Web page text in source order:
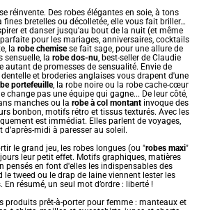
se réinvente. Des robes élégantes en soie, à tons
fines bretelles ou décolletée, elle vous fait briller…
et danser jusqu'au bout de la nuit (et même
pour les mariages, anniversaires, cocktails
la robe chemisese fait sage, pour une allure de
sensuelle, la robe dos-nu , best-seller de Claudie
autant de promesses de sensualité. Envie de
et broderies anglaises vous drapent d'une
portefeuille, la robe noireou la robe cache-cœur
change pas une équipe qui gagne... De leur côté,
manches ou la robe à col montantinvoque des
bonbon, motifs rétro et tissus texturés. Avec les
est immédiat. Elles parlent de voyages,
d’après-midi à paresser au soleil.
le grand jeu, les robes longues (ou "robes maxi"
leur petit effet. Motifs graphiques, matières
pensés en font d'elles les indispensables des
le tweed ou le drap de laine viennent lester les
En résumé, un seul mot d’ordre : liberté !
produits prêt-à-porter pour femme : manteaux et